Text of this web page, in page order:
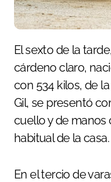
El sexto de la
cárdeno claro,
con 534 kilos, de
Gil, se presentó
cuello y de manos
habitual de la casa.
En el tercio de